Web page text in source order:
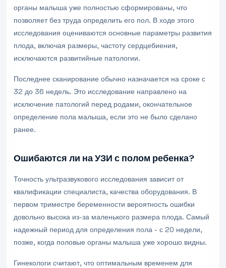
органы малыша уже полностью сформированы, что
позволяет без труда определить его пол. В ходе этого
исследования оцениваются основные параметры развития
плода, включая размеры, частоту сердцебиения,
исключаются развитийные патологии.
Последнее сканирование обычно назначается на сроке с
32 до 36 недель. Это исследование направлено на
исключение патологий перед родами, окончательное
определение пола малыша, если это не было сделано
ранее.
Ошибаются ли на УЗИ с полом ребенка?
Точность ультразвукового исследования зависит от
квалификации специалиста, качества оборудования. В
первом триместре беременности вероятность ошибки
довольно высока из-за маленького размера плода. Самый
надежный период для определения пола - с 20 недели,
позже, когда половые органы малыша уже хорошо видны.
Гинекологи считают, что оптимальным временем для